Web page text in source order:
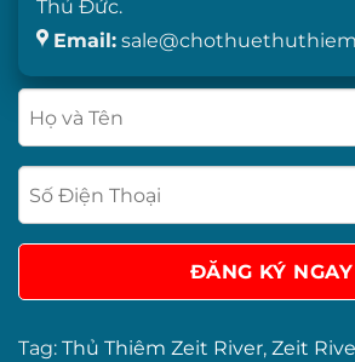
Thủ Đức.
Email:
Tag: Thủ Thiêm Zeit River, Zeit